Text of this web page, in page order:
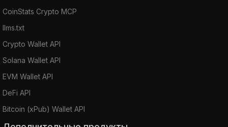
CoinStats Crypto MCP
llms.txt
Crypto Wallet API
Solana Wallet API
EVM Wallet API
DeFi API
Bitcoin (xPub) Wallet API